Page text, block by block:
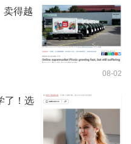
卖得越
08-02
了！选